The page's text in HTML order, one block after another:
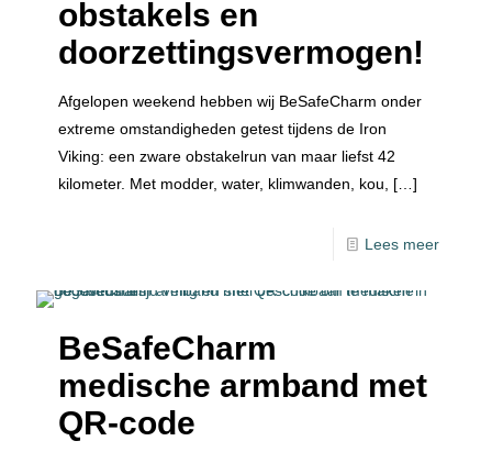
obstakels en
doorzettingsvermogen!
Afgelopen weekend hebben wij BeSafeCharm onder
extreme omstandigheden getest tijdens de Iron
Viking: een zware obstakelrun van maar liefst 42
kilometer. Met modder, water, klimwanden, kou,
[…]
Lees meer
BeSafeCharm
medische armband met
QR-code